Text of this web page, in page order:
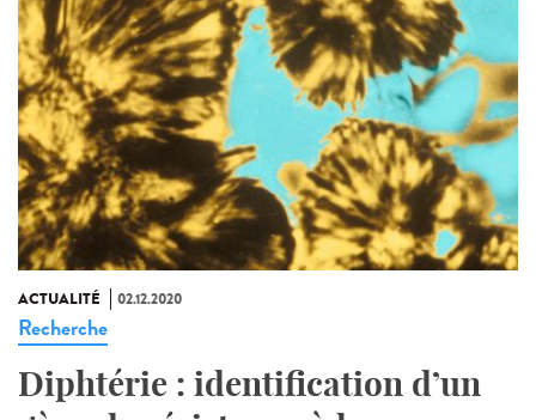
ACTUALITÉ 02.12.2020
Recherche
Diphtérie : identification d’un